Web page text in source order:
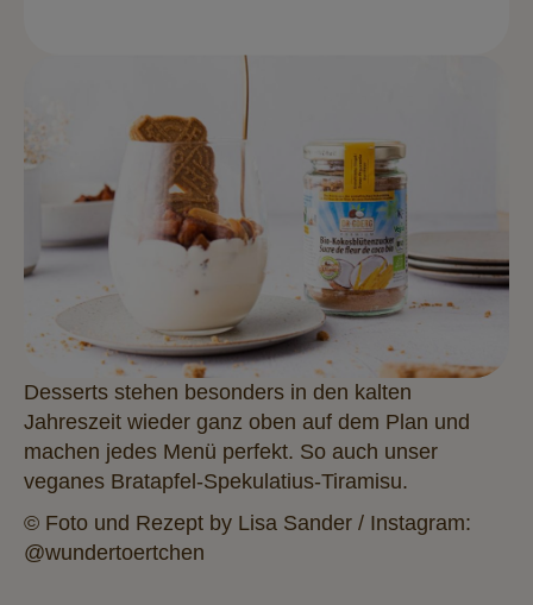
Desserts stehen besonders in den kalten
Jahreszeit wieder ganz oben auf dem Plan und
machen jedes Menü perfekt. So auch unser
veganes Bratapfel-Spekulatius-Tiramisu.
© Foto und Rezept by Lisa Sander / Instagram:
@wundertoertchen